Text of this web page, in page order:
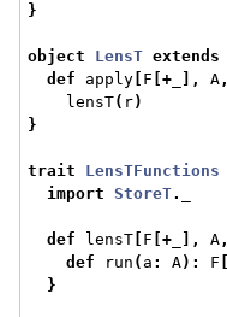
}
object LensT extends
def apply F [+ ], A,
lensT( r)
}
trait LensTFunctions
import
StoreT.
def lensT F [+ ], A,
def run ( a : A): F
}